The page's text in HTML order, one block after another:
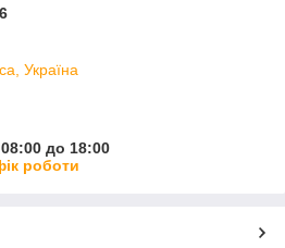
Україна
до 18:00
роботи